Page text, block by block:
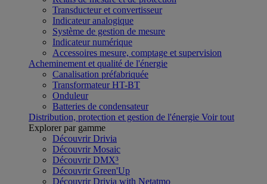
Transducteur et convertisseur
Indicateur analogique
Système de gestion de mesure
Indicateur numérique
Accessoires mesure, comptage et supervision
Acheminement et qualité de l'énergie
Canalisation préfabriquée
Transformateur HT-BT
Onduleur
Batteries de condensateur
Distribution, protection et gestion de l'énergie Voir tout
Explorer par gamme
Découvrir Drivia
Découvrir Mosaic
Découvrir DMX³
Découvrir Green'Up
Découvrir Drivia with Netatmo